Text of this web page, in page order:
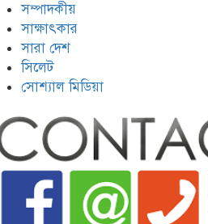
সম্পাদকীয়
সাক্ষাৎকার
সারা দেশ
সিলেট
সোশ্যাল মিডিয়া